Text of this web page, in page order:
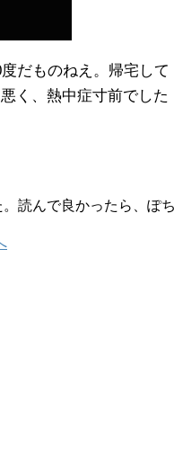
だものねえ。帰宅して
く、熱中症寸前でした
読んで良かったら、ぽち